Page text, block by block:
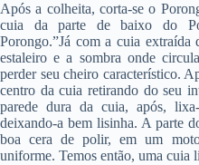
Após a colheita, corta-se o
cuia da parte de baixo do
Porongo.”Já com a cuia extraída
estaleiro e a sombra onde
perder seu cheiro característico.
centro da cuia retirando do seu
parede dura da cuia, após,
deixando-a bem lisinha. A parte
boa cera de polir, em um
uniforme. Temos então, uma cuia